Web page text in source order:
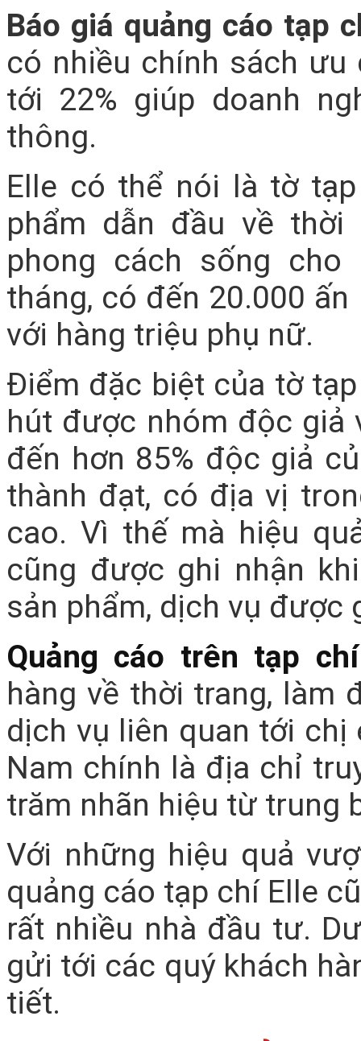
Báo giá quảng cáo tạp
có nhiều chính sách
tới 22% giúp doanh
thông.
Elle có thể nói là tờ
phẩm dẫn đầu về
phong cách sống
tháng, có đến 20.000
với hàng triệu phụ nữ.
Điểm đặc biệt của tờ
hút được nhóm độc giả
đến hơn 85% độc giả
thành đạt, có địa vị
cao. Vì thế mà hiệu
cũng được ghi nhận
sản phẩm, dịch vụ được
Quảng cáo trên tạp
hàng về thời trang, làm
dịch vụ liên quan tới chị
Nam chính là địa chỉ
trăm nhãn hiệu từ trung
Với những hiệu quả
quảng cáo tạp chí Elle
rất nhiều nhà đầu tư.
gửi tới các quý khách
tiết.